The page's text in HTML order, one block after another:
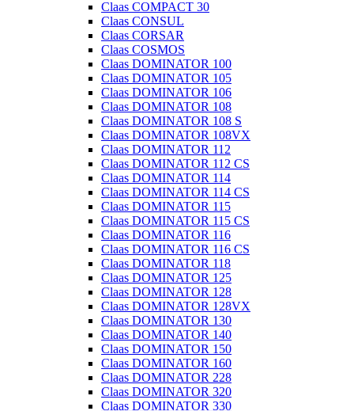
Claas COMPACT 30
Claas CONSUL
Claas CORSAR
Claas COSMOS
Claas DOMINATOR 100
Claas DOMINATOR 105
Claas DOMINATOR 106
Claas DOMINATOR 108
Claas DOMINATOR 108 S
Claas DOMINATOR 108VX
Claas DOMINATOR 112
Claas DOMINATOR 112 CS
Claas DOMINATOR 114
Claas DOMINATOR 114 CS
Claas DOMINATOR 115
Claas DOMINATOR 115 CS
Claas DOMINATOR 116
Claas DOMINATOR 116 CS
Claas DOMINATOR 118
Claas DOMINATOR 125
Claas DOMINATOR 128
Claas DOMINATOR 128VX
Claas DOMINATOR 130
Claas DOMINATOR 140
Claas DOMINATOR 150
Claas DOMINATOR 160
Claas DOMINATOR 228
Claas DOMINATOR 320
Claas DOMINATOR 330